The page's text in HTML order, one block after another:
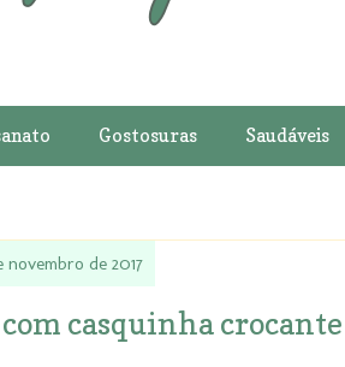
Gostosuras Saudáveis
novembro de 2017
casquinha crocante